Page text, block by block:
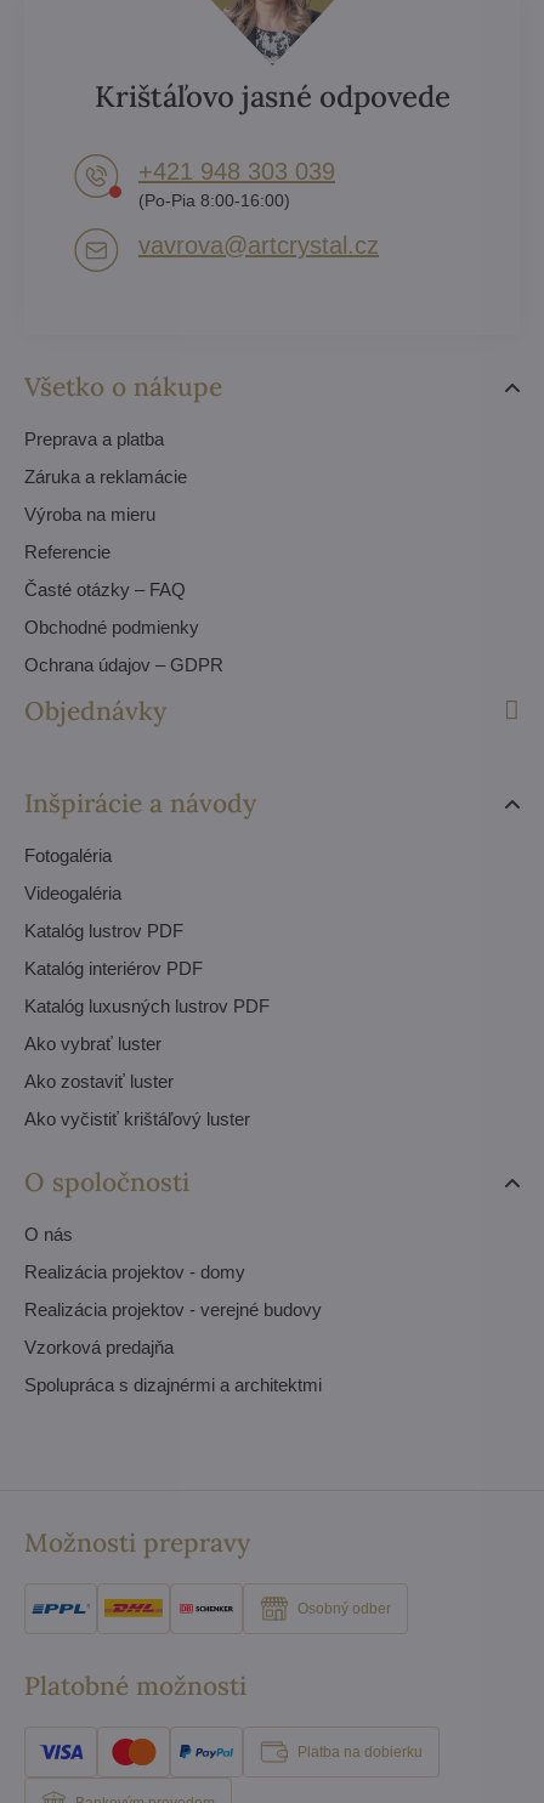
Všetko o nákupe
Preprava a platba
Záruka a reklamácie
Výroba na mieru
Referencie
Časté otázky – FAQ
Obchodné podmienky
Ochrana údajov – GDPR
Objednávky
Inšpirácie a návody
Fotogaléria
Videogaléria
Katalóg lustrov PDF
Katalóg interiérov PDF
Katalóg luxusných lustrov PDF
Ako vybrať luster
Ako zostaviť luster
Ako vyčistiť krištáľový luster
O spoločnosti
O nás
Realizácia projektov - domy
Realizácia projektov - verejné budovy
Vzorková predajňa
Spolupráca s dizajnérmi a architektmi
Krištáľovo jasné odpovede
+421 948 303 039
(Po-Pia 8:00-16:00)
vavrova​@artcrystal​.cz
Možnosti prepravy
Osobný odber
Platobné možnosti
Platba na dobierku